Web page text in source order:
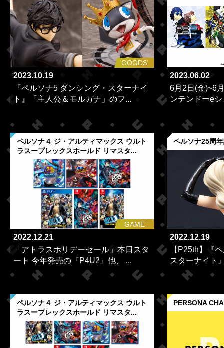
GOODS
2023.10.19
『ペルソナ5 ダンシング・スターナイ
ト』「主人公＆モルガナ」のフ...
2023.06.02
6月2日(金)~6
ンテンドーe
ペルソナ４ ジ・アルティマックス ウルト
ラスープレックスホールド リマスタ...
GAME
2022.12.21
「アトラスホリデーセール」本日スタ
ート 今年発売の『P4U2』他、 ...
ペルソナ25周
2022.12.19
【P25th】『
スターナイト
ペルソナ４ ジ・アルティマックス ウルト
ラスープレックスホールド リマスタ...
PERSONA